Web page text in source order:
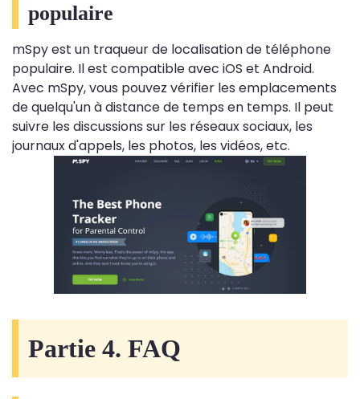
populaire
mSpy est un traqueur de localisation de téléphone
populaire. Il est compatible avec iOS et Android.
Avec mSpy, vous pouvez vérifier les emplacements
de quelqu'un à distance de temps en temps. Il peut
suivre les discussions sur les réseaux sociaux, les
journaux d'appels, les photos, les vidéos, etc.
Partie 4. FAQ